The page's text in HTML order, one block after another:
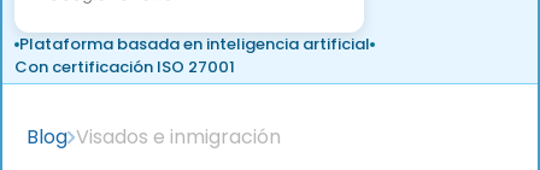
Plataforma basada en inteligencia artificial
Con certificación ISO 27001
Blog Visados e inmigración